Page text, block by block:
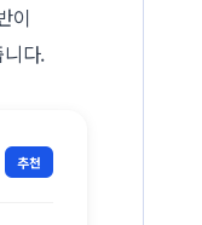
이
다.
추천